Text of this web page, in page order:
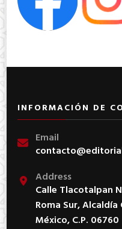
INFORMACIÓN DE
Email
Address
Calle Tlacotalpan
Roma Sur,
México, C.P. 06760